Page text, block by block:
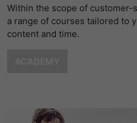
Within the scope of
a range of courses tailored to
content and time.